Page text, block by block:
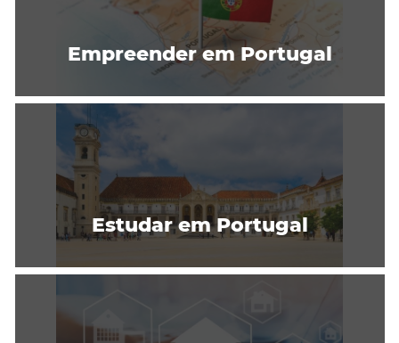
Empreender em Portugal
Estudar em Portugal